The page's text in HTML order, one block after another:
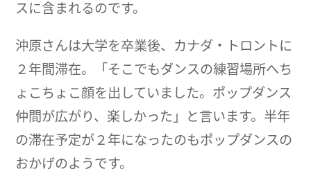
スに含まれるのです。
沖原さんは大学を卒業後、カナダ・トロントに
２年間滞在。「そこでもダンスの練習場所へち
ょこちょこ顔を出していました。ポップダンス
仲間が広がり、楽しかった」と言います。半年
の滞在予定が２年になったのもポップダンスの
おかげのようです。